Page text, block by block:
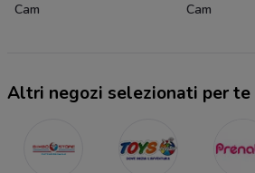
Cam Cam
Altri negozi selezionati per te